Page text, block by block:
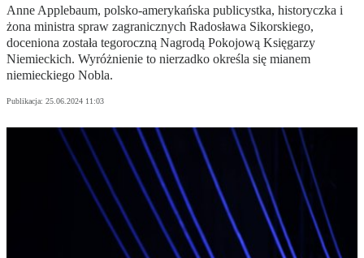
Anne Applebaum, polsko-amerykańska publicystka, historyczka i
żona ministra spraw zagranicznych Radosława Sikorskiego,
doceniona została tegoroczną Nagrodą Pokojową Księgarzy
Niemieckich. Wyróżnienie to nierzadko określa się mianem
niemieckiego Nobla.
Publikacja: 25.06.2024 11:03